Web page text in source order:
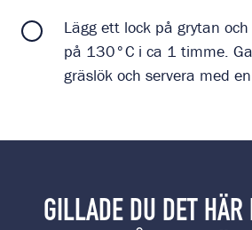
Lägg ett lock på grytan
på 130°C i ca 1 timme.
gräslök och servera med
GILLADE DU DET HÄR